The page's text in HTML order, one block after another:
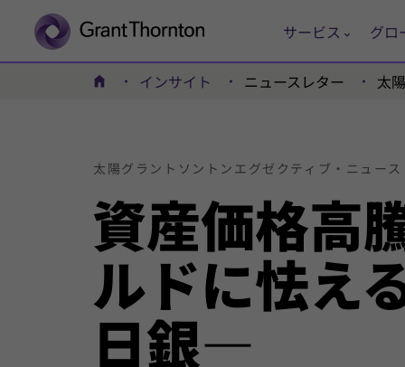
サービス グロ
ホーム インサイト ニュースレター 太
資産価格高
ルドに怯え
日銀―
太陽グラントソントン エグゼクティブ・ ニュース